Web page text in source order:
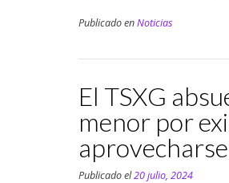
Publicado enNoticias
El TSXG
menor por
Publicado el20 julio, 2024